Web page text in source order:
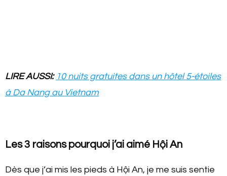
LIRE AUSSI: 10 nuits gratuites dans un hôtel 5-étoiles
à Da Nang au Vietnam
Les 3 raisons pourquoi j’ai aimé Hội An
Dès que j’ai mis les pieds à Hội An, je me suis sentie